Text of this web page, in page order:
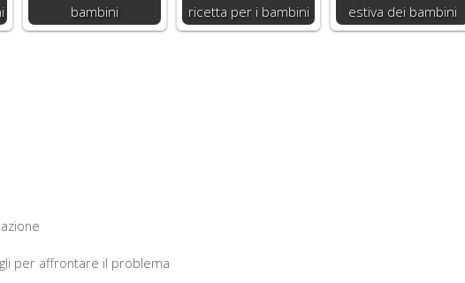
bambini
ricetta per i bambini
estiva dei bambini
per affrontare il problema